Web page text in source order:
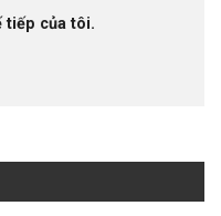
tiếp của tôi.